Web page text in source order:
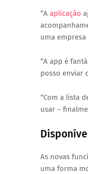
“A aplicação
uma
“A app é
posso enviar
“Com a lista
usar –
As novas
uma forma